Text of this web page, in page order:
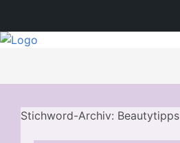
Stichword-Archiv: Beautytipps